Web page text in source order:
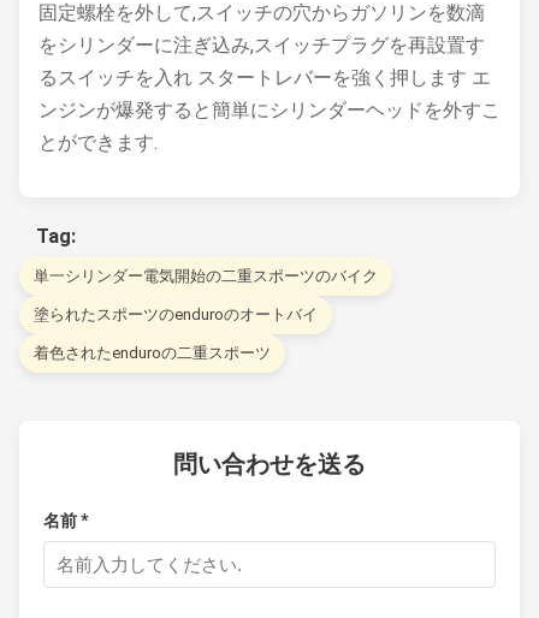
固定螺栓を外して,スイッチの穴からガソリンを数滴
をシリンダーに注ぎ込み,スイッチプラグを再設置す
るスイッチを入れ スタートレバーを強く押します エ
ンジンが爆発すると簡単にシリンダーヘッドを外すこ
とができます.
Tag:
単一シリンダー電気開始の二重スポーツのバイク
塗られたスポーツのenduroのオートバイ
着色されたenduroの二重スポーツ
問い合わせを送る
名前 *